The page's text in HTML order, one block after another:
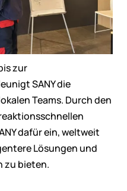
zur
SANY die
Teams. Durch den
dafür ein, weltweit
Lösungen und
zu bieten.